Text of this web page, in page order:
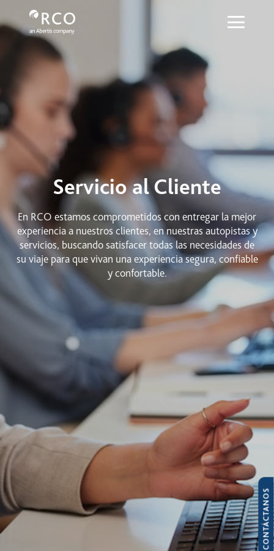
メインコンテンツにスキップ
Servicio al cliente - Red Vía Corta
Servicio al Cliente
En RCO estamos comprometidos con entregar la mejor
experiencia a nuestros clientes, en nuestras autopistas y
servicios, buscando satisfacer todas las necesidades de
su viaje para que vivan una experiencia segura, confiable
y confortable.
CONTÁCTANOS